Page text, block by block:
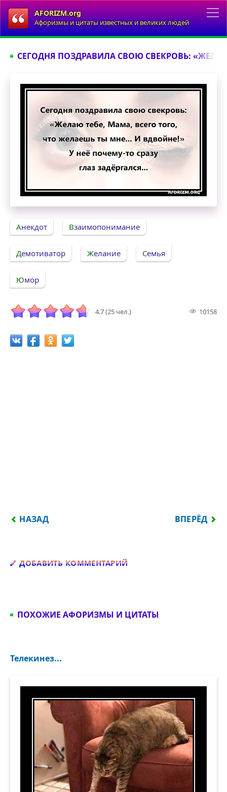
AFORIZM.org
Афоризмы и цитаты известных и великих людей
СЕГОДНЯ ПОЗДРАВИЛА СВОЮ СВЕКРОВЬ:
Сегодня поздравила свою свекровь: «Желаю
Анекдот Взаимопонимание
Демотиватор Желание Семья
Юмор
4.7 (25 чел.) 10158
ПРЕДЫДУЩИЙ: РЕАКЦИЯ ДЕТЕЙ НА КНИГИ ЧЕРЕЗ
НАЗАД ВПЕРЁД
ДОБАВИТЬ КОММЕНТАРИЙ
ПОХОЖИЕ АФОРИЗМЫ И ЦИТАТЫ
Телекинез...